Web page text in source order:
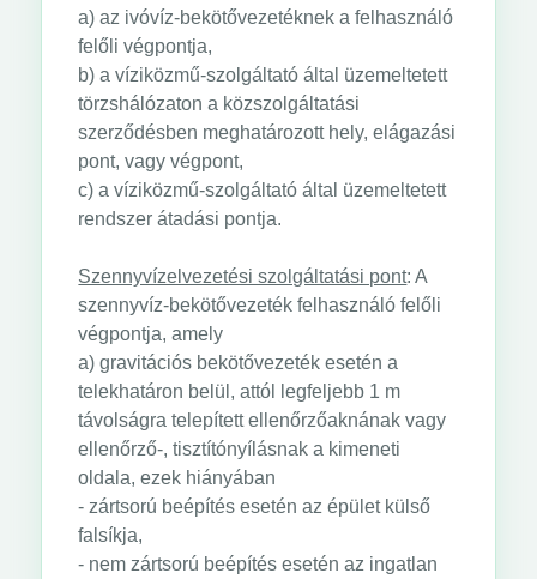
a) az ivóvíz-bekötővezetéknek a felhasználó
felőli végpontja,
b) a víziközmű-szolgáltató által üzemeltetett
törzshálózaton a közszolgáltatási
szerződésben meghatározott hely, elágazási
pont, vagy végpont,
c) a víziközmű-szolgáltató által üzemeltetett
rendszer átadási pontja.
Szennyvízelvezetési szolgáltatási pont: A
szennyvíz-bekötővezeték felhasználó felőli
végpontja, amely
a) gravitációs bekötővezeték esetén a
telekhatáron belül, attól legfeljebb 1 m
távolságra telepített ellenőrzőaknának vagy
ellenőrző-, tisztítónyílásnak a kimeneti
oldala, ezek hiányában
- zártsorú beépítés esetén az épület külső
falsíkja,
- nem zártsorú beépítés esetén az ingatlan